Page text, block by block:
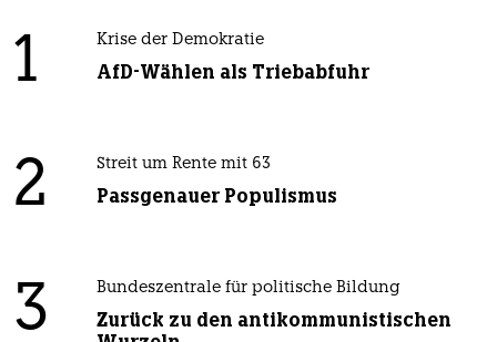
1 Krise der Demokratie
AfD-Wählen als Triebabfuhr
2 Streit um Rente mit 63
Passgenauer Populismus
3 Bundeszentrale für politische Bildung
Zurück zu den antikommunistischen